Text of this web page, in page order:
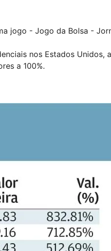
jogo - Jogo da Bolsa -
nos Estados
a 100%.